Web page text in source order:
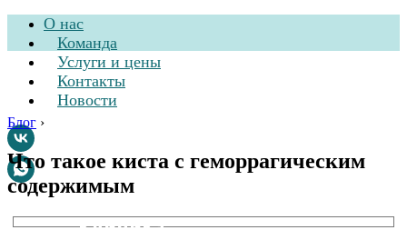
О нас
Команда
Услуги и цены
Контакты
Новости
Стоматологическая
клиника
Блог ›
Что такое киста с геморрагическим
содержимым